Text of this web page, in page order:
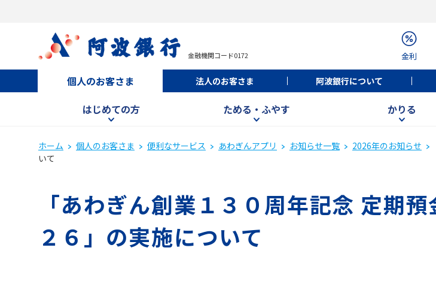
金融機関コード0172 金利
個人のお客さま 法人のお客さま 阿波銀行について
はじめての方 ためる・ふやす かりる
ホーム 個人のお客さま 便利なサービス あわぎんアプリ お知らせ一覧 2026年のお知らせ
いて
「あわぎん創業１３０周年記念 定期
２６」の実施について